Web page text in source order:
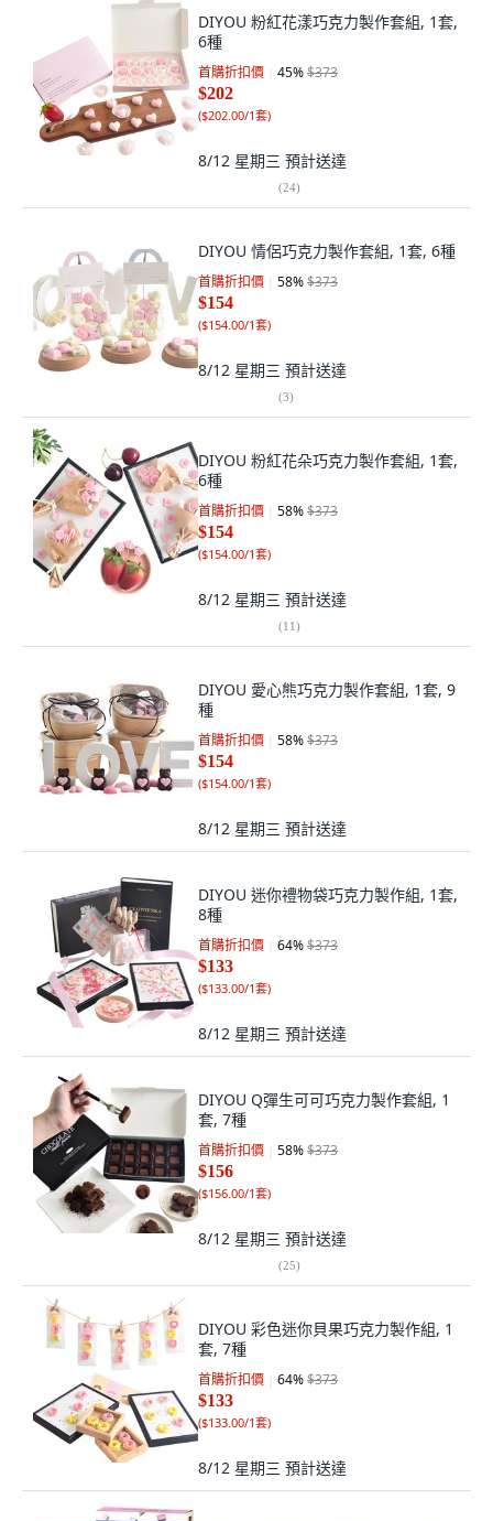
DIYOU 粉紅花漾巧克力製作套組, 1套,
6種
首購折扣價 45%$373
$202
($202.00/1套)
8/12 星期三 預計送達
(24)
DIYOU 情侶巧克力製作套組, 1套, 6種
首購折扣價 58%$373
$154
($154.00/1套)
8/12 星期三 預計送達
(3)
DIYOU 粉紅花朵巧克力製作套組, 1套,
6種
首購折扣價 58%$373
$154
($154.00/1套)
8/12 星期三 預計送達
(11)
DIYOU 愛心熊巧克力製作套組, 1套, 9
種
首購折扣價 58%$373
$154
($154.00/1套)
8/12 星期三 預計送達
DIYOU 迷你禮物袋巧克力製作組, 1套,
8種
首購折扣價 64%$373
$133
($133.00/1套)
8/12 星期三 預計送達
DIYOU Q彈生可可巧克力製作套組, 1
套, 7種
首購折扣價 58%$373
$156
($156.00/1套)
8/12 星期三 預計送達
(25)
DIYOU 彩色迷你貝果巧克力製作組, 1
套, 7種
首購折扣價 64%$373
$133
($133.00/1套)
8/12 星期三 預計送達